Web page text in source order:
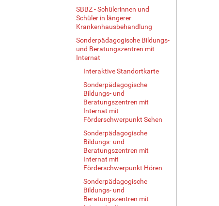
SBBZ - Schülerinnen und
Schüler in längerer
Krankenhausbehandlung
Sonderpädagogische Bildungs-
und Beratungszentren mit
Internat
Interaktive Standortkarte
Sonderpädagogische
Bildungs- und
Beratungszentren mit
Internat mit
Förderschwerpunkt Sehen
Sonderpädagogische
Bildungs- und
Beratungszentren mit
Internat mit
Förderschwerpunkt Hören
Sonderpädagogische
Bildungs- und
Beratungszentren mit